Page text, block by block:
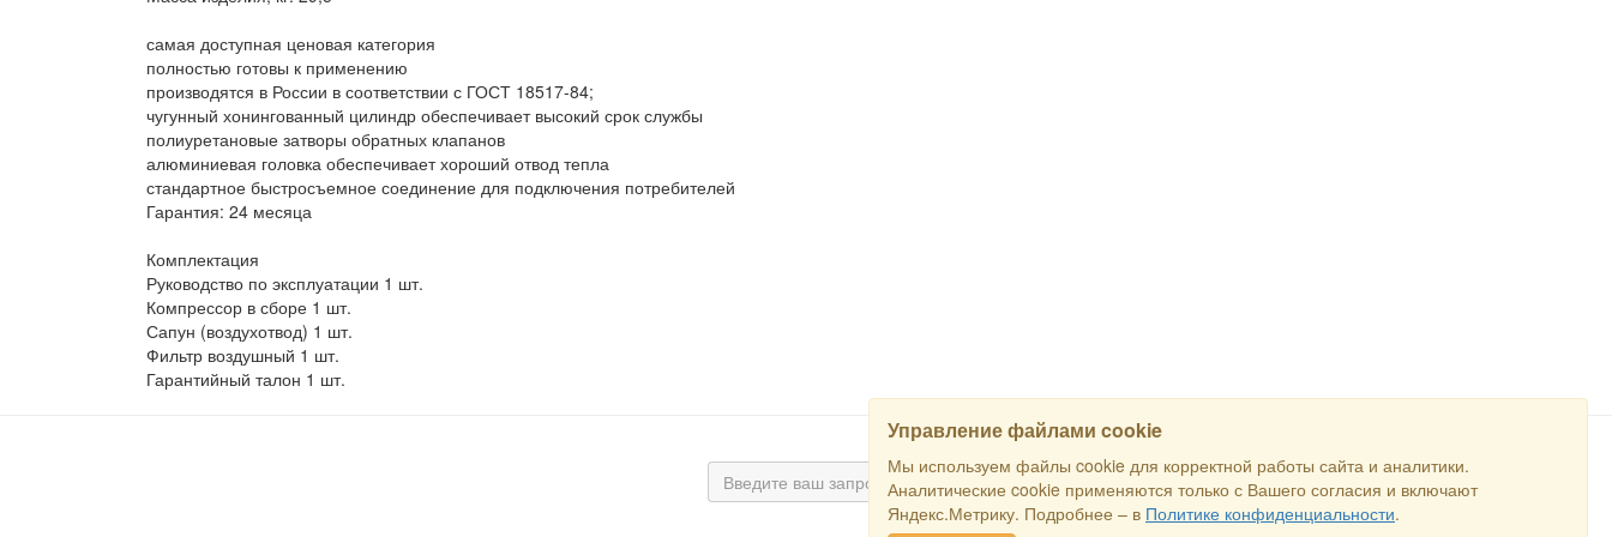
самая доступная ценовая категория
полностью готовы к применению
производятся в России в соответствии с ГОСТ 18517-84;
чугунный хонингованный цилиндр обеспечивает высокий срок службы
полиуретановые затворы обратных клапанов
алюминиевая головка обеспечивает хороший отвод тепла
стандартное быстросъемное соединение для подключения потребителей
Гарантия: 24 месяца
Комплектация
Руководство по эксплуатации 1 шт.
Компрессор в сборе 1 шт.
Сапун (воздухотвод) 1 шт.
Фильтр воздушный 1 шт.
Гарантийный талон 1 шт.
Управление файлами cookie
Мы используем файлы cookie для корректной работы сайта и аналитики.
Аналитические cookie применяются только с Вашего согласия и включают
Яндекс.Метрику. Подробнее – в Политике конфиденциальности.